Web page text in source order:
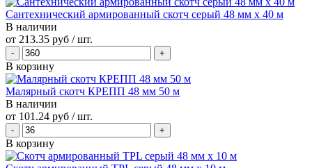
Сантехнический армированный скотч серый 48 мм х 40 м
В наличии
от 213.35 руб / шт.
В корзину
Малярный скотч КРЕПП 48 мм 50 м
В наличии
от 101.24 руб / шт.
В корзину